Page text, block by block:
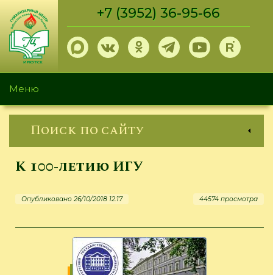
Перейти
основному
содержанию
+7 (3952) 36-95-66
Меню
Поиск по сайту
К 100-летию ИГУ
Опубликовано 26/10/2018 12:17 44574 просмотра